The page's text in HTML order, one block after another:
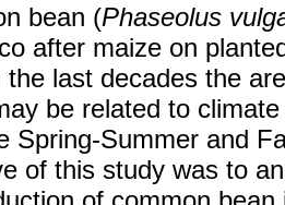
bean (Phaseolus
after maize on
the last decades the
be related to
Spring-Summer and
of this study was to